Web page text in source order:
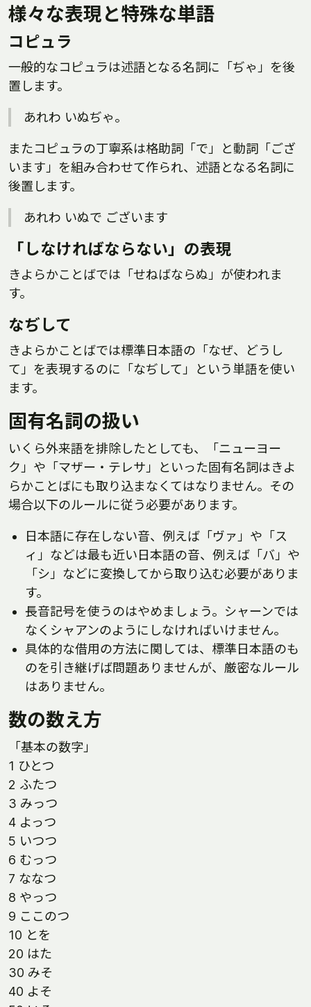
様々な表現と特殊な単語
コピュラ
一般的なコピュラは述語となる名詞に「ぢゃ」を後
置します。
あれわ いぬぢゃ。
またコピュラの丁寧系は格助詞「で」と動詞「ござ
います」を組み合わせて作られ、述語となる名詞に
後置します。
あれわ いぬで ございます
「しなければならない」の表現
きよらかことばでは「せねばならぬ」が使われま
す。
なぢして
きよらかことばでは標準日本語の「なぜ、どうし
て」を表現するのに「なぢして」という単語を使い
ます。
固有名詞の扱い
いくら外来語を排除したとしても、「ニューヨー
ク」や「マザー・テレサ」といった固有名詞はきよ
らかことばにも取り込まなくてはなりません。その
場合以下のルールに従う必要があります。
日本語に存在しない音、例えば「ヴァ」や「ス
ィ」などは最も近い日本語の音、例えば「バ」や
「シ」などに変換してから取り込む必要がありま
す。
長音記号を使うのはやめましょう。シャーンでは
なくシャアンのようにしなければいけません。
具体的な借用の方法に関しては、標準日本語のも
のを引き継げば問題ありませんが、厳密なルール
はありません。
数の数え方
「基本の数字」
1 ひとつ
2 ふたつ
3 みっつ
4 よっつ
5 いつつ
6 むっつ
7 ななつ
8 やっつ
9 ここのつ
10 とを
20 はた
30 みそ
40 よそ